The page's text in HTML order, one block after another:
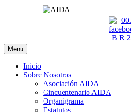
Menu
Inicio
Sobre Nosotros
Asociación AIDA
Cincuentenario AIDA
Organigrama
Estatutos